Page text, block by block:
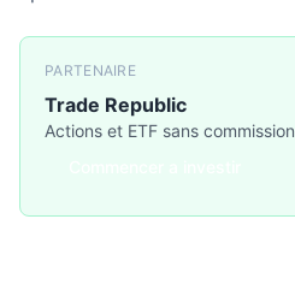
PARTENAIRE
Trade Republic
Actions et ETF sans commission